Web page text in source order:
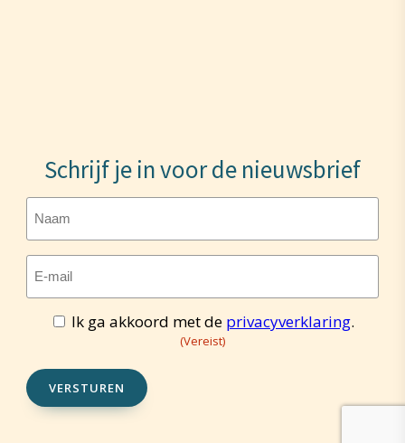
Schrijf je in voor de nieuwsbrief
Naam
E-
mailadres(Vereist)
Toestemming(Vereist)
Ik ga akkoord met de privacyverklaring.
(Vereist)
VERSTUREN